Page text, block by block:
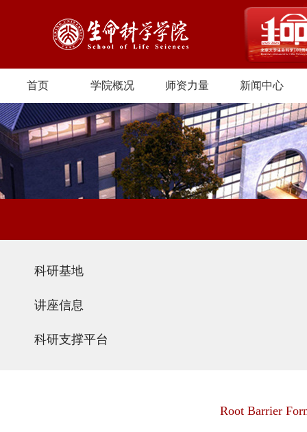
首页 学院概况 师资力量 新闻中心
科研基地
讲座信息
科研支撑平台
Root Barrier